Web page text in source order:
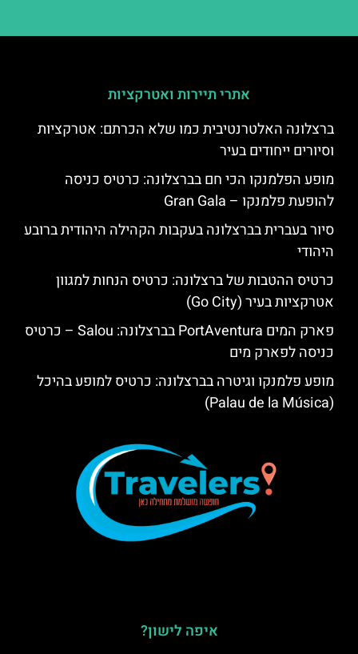
אתרי תיירות ואטרקציות
ברצלונה האלטרנטיבית כמו שלא הכרתם: אטרקציות
וסיורים ייחודים בעיר
מופע הפלמנקו הכי חם בברצלונה: כרטיס כניסה
להופעת פלמנקו – Gran Gala
סיור בעברית בברצלונה בעקבות הקהילה היהודית ברובע
היהודי
כרטיס ההטבות של ברצלונה: כרטיס הנחות למגוון
אטרקציות בעיר (Go City)
פארק המים PortAventura בברצלונה: Salou – כרטיס
כניסה לפארק מים
מופע פלמנקו וגיטרה בברצלונה: כרטיס למופע בהיכל
(Palau de la Música)
איפה לישון?